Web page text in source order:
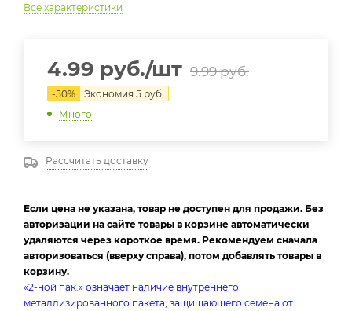
Все характеристики
4.99 руб./шт 9.99руб.
-50% Экономия 5 руб.
Много
Рассчитать доставку
Если цена не указана, товар не доступен для продажи. Без
авторизации на сайте товары в корзине автоматически
удаляются через короткое время. Рекомендуем сначала
авторизоваться (вверху справа), потом добавлять товары в
корзину.
«2-ной пак.» означает наличие внутреннего
металлизированного пакета, защищающего семена от